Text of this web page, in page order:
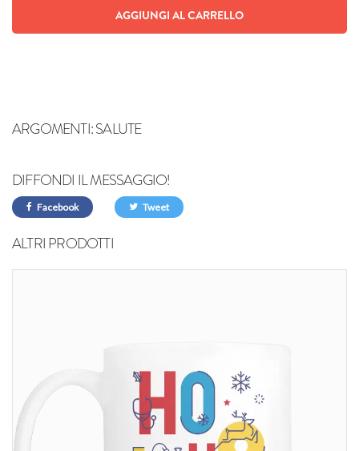
AGGIUNGI AL CARRELLO
ARGOMENTI:SALUTE
DIFFONDI IL MESSAGGIO!
Facebook Tweet
ALTRI PRODOTTI